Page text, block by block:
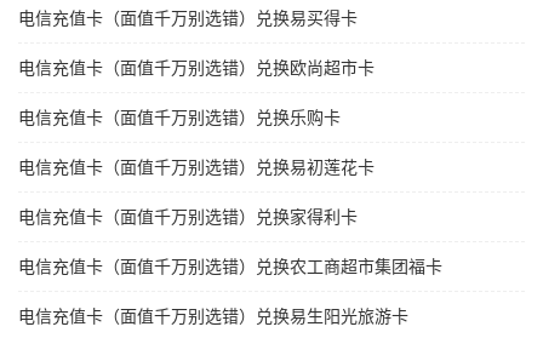
电信充值卡（面值千万别选错）兑换易买得卡
电信充值卡（面值千万别选错）兑换欧尚超市卡
电信充值卡（面值千万别选错）兑换乐购卡
电信充值卡（面值千万别选错）兑换易初莲花卡
电信充值卡（面值千万别选错）兑换家得利卡
电信充值卡（面值千万别选错）兑换农工商超市集团福卡
电信充值卡（面值千万别选错）兑换易生阳光旅游卡